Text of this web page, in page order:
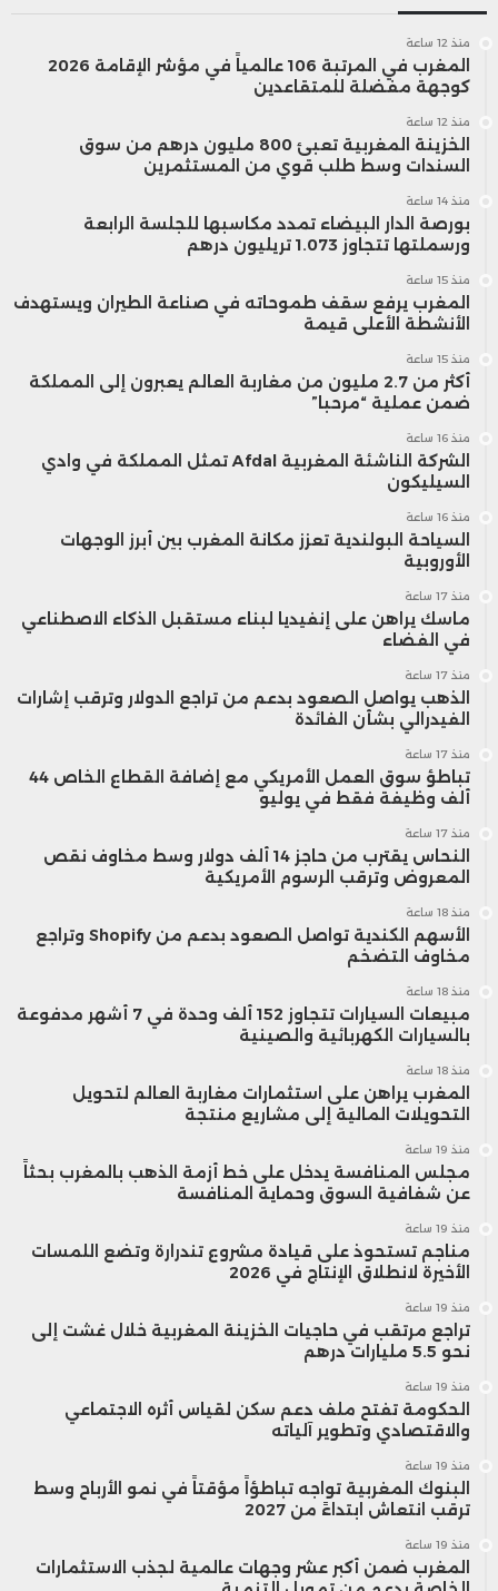
منذ 12 ساعة
المغرب في المرتبة 106 عالمياً في مؤشر الإقامة 2026
كوجهة مفضلة للمتقاعدين
منذ 12 ساعة
الخزينة المغربية تعبئ 800 مليون درهم من سوق
السندات وسط طلب قوي من المستثمرين
منذ 14 ساعة
بورصة الدار البيضاء تمدد مكاسبها للجلسة الرابعة
ورسملتها تتجاوز 1.073 تريليون درهم
منذ 15 ساعة
المغرب يرفع سقف طموحاته في صناعة الطيران ويستهدف
الأنشطة الأعلى قيمة
منذ 15 ساعة
أكثر من 2.7 مليون من مغاربة العالم يعبرون إلى المملكة
ضمن عملية “مرحبا”
منذ 16 ساعة
الشركة الناشئة المغربية Afdal تمثل المملكة في وادي
السيليكون
منذ 16 ساعة
السياحة البولندية تعزز مكانة المغرب بين أبرز الوجهات
الأوروبية
منذ 17 ساعة
ماسك يراهن على إنفيديا لبناء مستقبل الذكاء الاصطناعي
في الفضاء
منذ 17 ساعة
الذهب يواصل الصعود بدعم من تراجع الدولار وترقب إشارات
الفيدرالي بشأن الفائدة
منذ 17 ساعة
تباطؤ سوق العمل الأمريكي مع إضافة القطاع الخاص 44
ألف وظيفة فقط في يوليو
منذ 17 ساعة
النحاس يقترب من حاجز 14 ألف دولار وسط مخاوف نقص
المعروض وترقب الرسوم الأمريكية
منذ 18 ساعة
الأسهم الكندية تواصل الصعود بدعم من Shopify وتراجع
مخاوف التضخم
منذ 18 ساعة
مبيعات السيارات تتجاوز 152 ألف وحدة في 7 أشهر مدفوعة
بالسيارات الكهربائية والصينية
منذ 18 ساعة
المغرب يراهن على استثمارات مغاربة العالم لتحويل
التحويلات المالية إلى مشاريع منتجة
منذ 19 ساعة
مجلس المنافسة يدخل على خط أزمة الذهب بالمغرب بحثاً
عن شفافية السوق وحماية المنافسة
منذ 19 ساعة
مناجم تستحوذ على قيادة مشروع تندرارة وتضع اللمسات
الأخيرة لانطلاق الإنتاج في 2026
منذ 19 ساعة
تراجع مرتقب في حاجيات الخزينة المغربية خلال غشت إلى
نحو 5.5 مليارات درهم
منذ 19 ساعة
الحكومة تفتح ملف دعم سكن لقياس أثره الاجتماعي
والاقتصادي وتطوير آلياته
منذ 19 ساعة
البنوك المغربية تواجه تباطؤاً مؤقتاً في نمو الأرباح وسط
ترقب انتعاش ابتداءً من 2027
منذ 19 ساعة
المغرب ضمن أكبر عشر وجهات عالمية لجذب الاستثمارات